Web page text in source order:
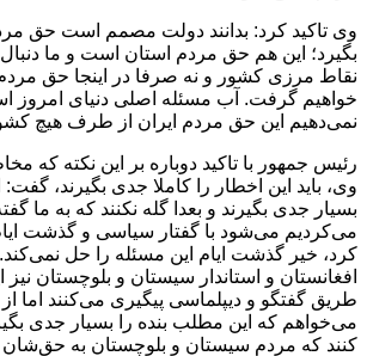
وی تاکید کرد: بدانند دولت مصمم است حق
بگیرد؛ این هم حق مردم استان است و ما
نقاط مرزی کشور و نه صرفا در اینجا حق
خواهیم گرفت. آب مسئله اصلی دنیای امروز
نمی‌دهیم این حق مردم ایران از طرف هیچ
رئیس جمهور با تاکید دوباره بر این نکته که
وی، باید این اخطار را کاملا جدی بگیرند، گفت:
بسیار جدی بگیرند و بعدا گله نکنند که به ما
می‌کردیم می‌شود با گفتار سیاسی و گذشت
کرد، خیر گذشت ایام این مسئله را حل نمی‌کند.
افغانستان و استاندار سیستان و بلوچستان نیز
طریق گفتگو و دیپلماسی پیگیری می‌کنند اما
می‌خواهم که این مطلب بنده را بسیار جدی
کنند که مردم سیستان و بلوچستان به حق‌شان